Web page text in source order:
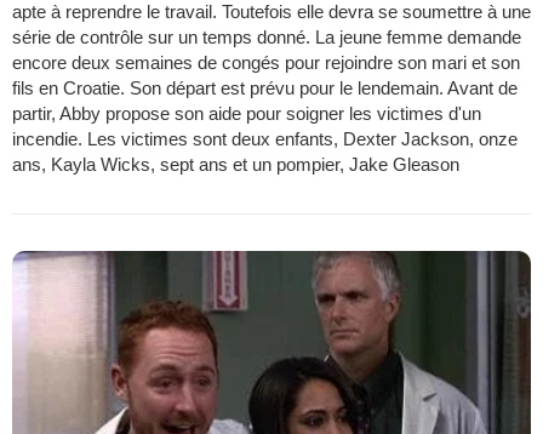
apte à reprendre le travail. Toutefois elle devra se soumettre à une
série de contrôle sur un temps donné. La jeune femme demande
encore deux semaines de congés pour rejoindre son mari et son
fils en Croatie. Son départ est prévu pour le lendemain. Avant de
partir, Abby propose son aide pour soigner les victimes d'un
incendie. Les victimes sont deux enfants, Dexter Jackson, onze
ans, Kayla Wicks, sept ans et un pompier, Jake Gleason